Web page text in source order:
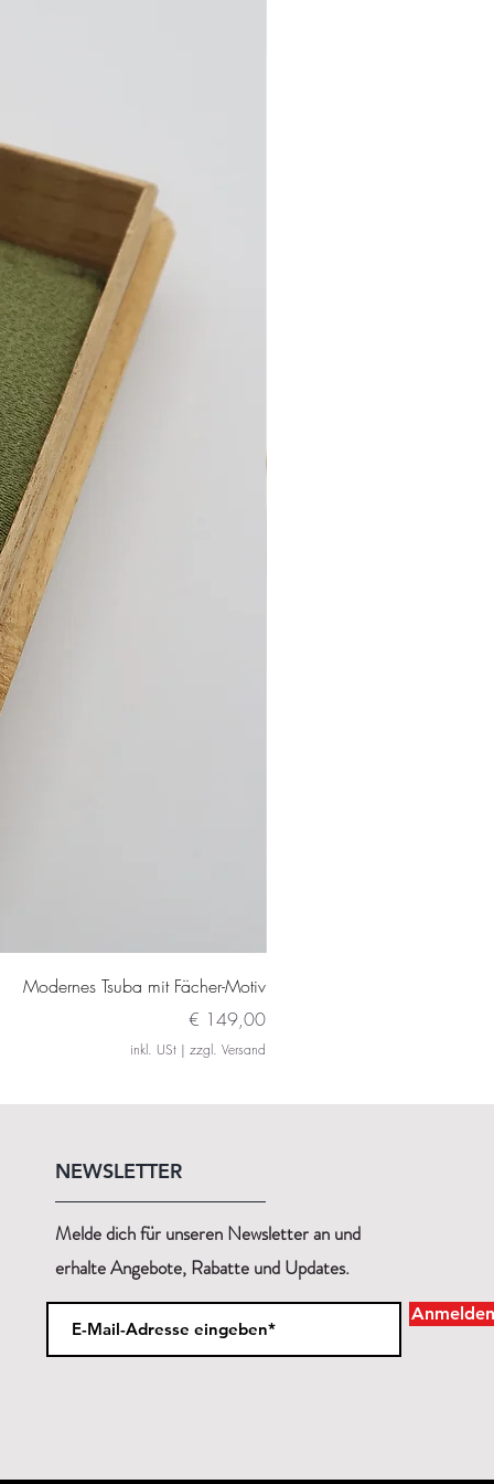
Modernes Tsuba mit Fächer-Motiv
Preis
€ 149,00
inkl. USt | zzgl. Versand
NEWSLETTER
Anmelden
Melde dich für unseren Newsletter an und
erhalte Angebote, Rabatte und Updates.